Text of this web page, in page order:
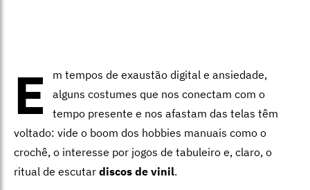
E
m tempos de exaustão digital e ansiedade,
alguns costumes que nos conectam com o
tempo presente e nos afastam das telas têm
voltado: vide o boom dos hobbies manuais como o
crochê, o interesse por jogos de tabuleiro e, claro, o
ritual de escutar discos de vinil.